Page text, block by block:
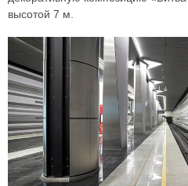
высотой 7 м.